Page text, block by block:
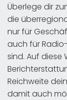
Überlege dir
die
nur für
auch für
sind. Auf diese
Reichweite
damit auch